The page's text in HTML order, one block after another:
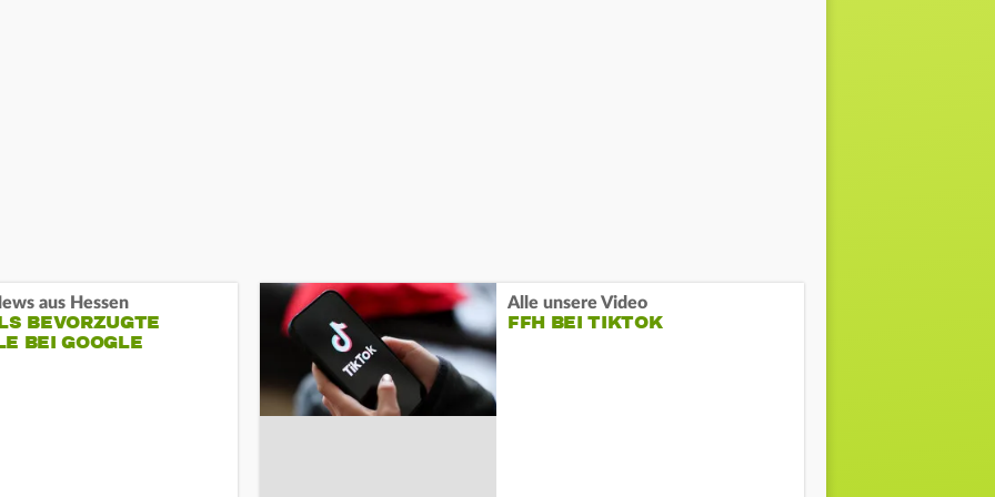
aus Hessen
BEVORZUGTE
BEI GOOGLE
Alle unsere Video
FFH BEI TIKTOK